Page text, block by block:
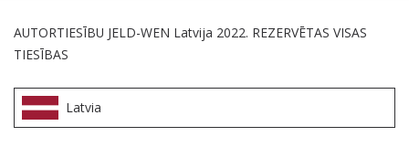
AUTORTIESĪBU JELD-WEN Latvija 2022. REZERVĒTAS VISAS
TIESĪBAS
Latvia